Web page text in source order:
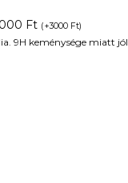
Ft (+3000 Ft)
9H keménysége miatt jól